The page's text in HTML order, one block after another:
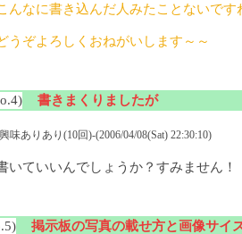
んなに書き込んだ人みたことないです
うぞよろしくおねがいします～～
書きまくりましたが
興味ありあり(10回)-(2006/04/08(Sat) 22:30:10)
いていいんでしょうか？すみません！
掲示板の写真の載せ方と画像サイ